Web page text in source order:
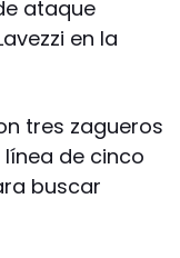
ataque
en la
tres zagueros
de cinco
buscar